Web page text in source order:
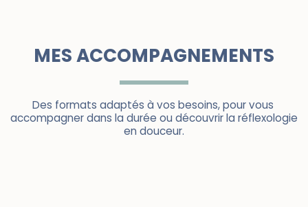
MES ACCOMPAGNEMENTS
Des formats adaptés à vos besoins, pour vous
accompagner dans la durée ou découvrir la réflexologie
en douceur.